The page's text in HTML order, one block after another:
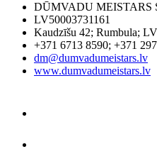
DŪMVADU MEISTARS
LV50003731161
Kaudzīšu 42; Rumbula;
+371 6713 8590; +371
dm@dumvadumeistars.lv
www.dumvadumeistars.lv